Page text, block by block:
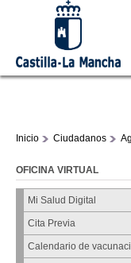
Inicio Ciudadanos
OFICINA VIRTUAL
Mi Salud Digital
Cita Previa
Calendario de